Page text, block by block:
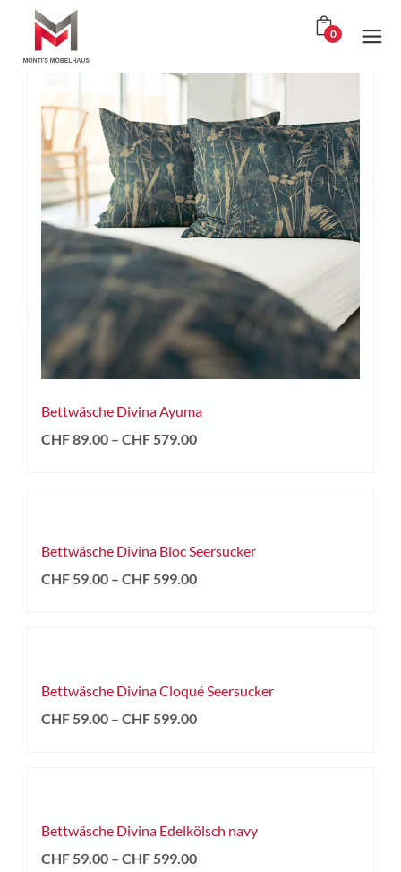
0
Ergebnisse 1 – 12 von 20 werden angezeigt
Bettwäsche Divina Ayuma
CHF89.00 – CHF579.00
Bettwäsche Divina Bloc Seersucker
CHF59.00 – CHF599.00
Bettwäsche Divina Cloqué Seersucker
CHF59.00 – CHF599.00
Bettwäsche Divina Edelkölsch navy
CHF59.00 – CHF599.00